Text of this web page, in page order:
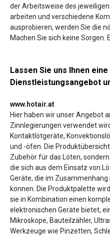
der Arbeitsweise des
arbeiten und verschiedene
ausprobieren, werden Sie die
Machen Sie sich keine Sorgen.
Lassen Sie uns Ihnen
Dienstleistungsangebot
www.hotair.at
Hier haben wir unser Angebot
Zinnlegierungen verwendet
Kontaktlötgeräte,
und -öfen. Die
Zubehör für das Löten,
die sich aus dem Einsatz von
Geräte, die im
können. Die Produktpalette
sie in Kombination einen
elektronischen Geräte bietet,
Mikroskope, Bauteilzähler,
Werkzeuge wie Pinzetten,